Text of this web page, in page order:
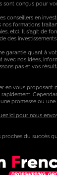
sont conçus pour
conseillers en
nos formations
etc). Il s'agit de
des
garantie quant à
nos idées,
pas et vos
en vous proposant
promesse ou
ici pour nous
du succès